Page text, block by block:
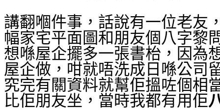
講翻嗰件事，話說有一位老友
幅家宅平面圖和朋友個八字黎
想喺屋企擺多一張書枱，因為
屋企做，咁就唔洗成日喺公司
究完有關資料就幫佢搵咗個相
比佢朋友坐，當時我都有用佢